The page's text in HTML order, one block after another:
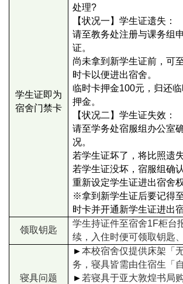
学生证即为
宿舍门禁卡
处理?
【状况一】学生证遗失：
请至教务处注册与课务组
证。
尚未拿到新学生证前，可
时卡以便进出宿舍。
临时卡押金100元，归还
押金。
【状况二】学生证失效：
请至学务处宿服组办公室
况。
若学生证坏了，将比照遗
若学生证没坏，宿服组确
重新设定学生证进出宿舍权
※拿到新学生证后要记得
时卡并开通新学生证进出
领取钥匙
学生持证件至宿舍1F柜台
续，入住时便可领取钥匙
寝具问题
►本校宿舍仅提供床架「
务，寝具皆需由住宿生「自
► 若寝具于亚大敦煌书局